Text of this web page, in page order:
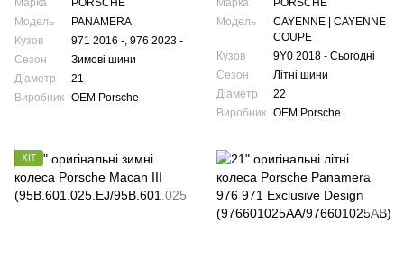
Марка
PORSCHE
Модель
PANAMERA
Кузов
971 2016 -, 976 2023 -
Сезон
Зимові шини
Діаметр
21
Виробник OEM Porsche
Марка
PORSCHE
Модель
CAYENNE | CAYENNE
COUPE
Кузов
9Y0 2018 - Сьогодні
Сезон
Літні шини
Діаметр
22
Виробник OEM Porsche
ХІТ